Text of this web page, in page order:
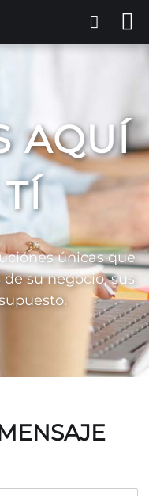
AQUÍ
únicas que
su negocio, sus